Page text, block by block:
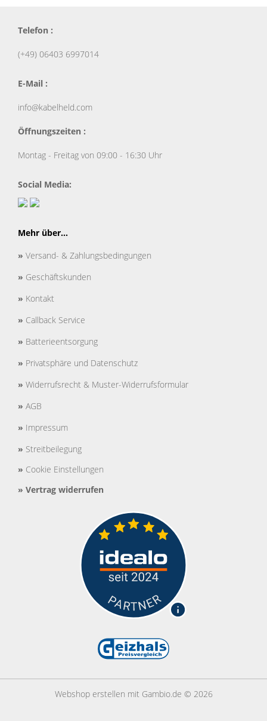
Telefon :
(+49) 06403 6997014
E-Mail :
info@kabelheld.com
Öffnungszeiten :
Montag - Freitag von 09:00 - 16:30 Uhr
Social Media:
Mehr über...
» Versand- & Zahlungsbedingungen
» Geschäftskunden
» Kontakt
» Callback Service
» Batterieentsorgung
» Privatsphäre und Datenschutz
» Widerrufsrecht & Muster-Widerrufsformular
» AGB
» Impressum
» Streitbeilegung
» Cookie Einstellungen
» Vertrag widerrufen
Webshop erstellen mit Gambio.de © 2026